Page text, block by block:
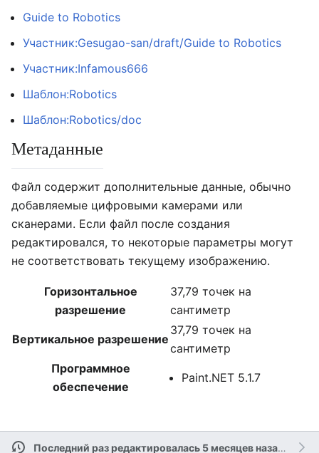
Guide to Robotics
Участник:Gesugao-san/draft/Guide to Robotics
Участник:Infamous666
Шаблон:Robotics
Шаблон:Robotics/doc
Метаданные
Файл содержит дополнительные данные, обычно
добавляемые цифровыми камерами или
сканерами. Если файл после создания
редактировался, то некоторые параметры могут
не соответствовать текущему изображению.
Горизонтальное
разрешение
37,79 точек на
сантиметр
Вертикальное разрешение
37,79 точек на
сантиметр
Программное
обеспечение
Paint.NET 5.1.7
Последний раз редактировалась 5 месяцев назад